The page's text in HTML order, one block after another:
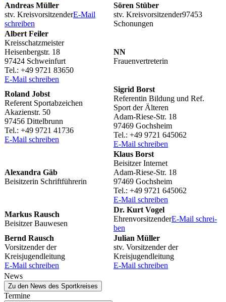
Andreas Müller
stv. Kreis­vor­sit­zen­derE‑Mail
schrei­ben
Sören Stüber
stv. Kreisvorsitzender97453
Schonungen
Albert Feiler
Kreisschatzmeister
Heisen­berg­str. 18
97424 Schweinfurt
Tel.: +49 9721 83650
E‑Mail schrei­ben
NN
Frauenvertreterin
Roland Jobst
Refe­rent Sportabzeichen
Akazi­en­str. 50
97456 Dittelbrunn
Tel.: +49 9721 41736
E‑Mail schrei­ben
Sigrid Borst
Refe­ren­tin Bildung und Ref.
Sport der Älteren
Adam-Riese-Str. 18
97469 Gochsheim
Tel.: +49 9721 645062
E‑Mail schrei­ben
Alex­an­dra Gäb
Beisit­ze­rin Schriftführerin
Klaus Borst
Beisit­zer Internet
Adam-Riese-Str. 18
97469 Gochsheim
Tel.: +49 9721 645062
E‑Mail schrei­ben
Markus Rausch
Beisit­zer Bauwesen
Dr. Kurt Vogel
Ehren­vor­sit­zen­derE‑Mail schrei­
ben
Bernd Rausch
Vorsit­zen­der der
Kreisjugendleitung
E‑Mail schrei­ben
Julian Müller
stv. Vorsit­zen­der der
Kreisjugendleitung
E‑Mail schrei­ben
News
Zu den News des Sportkreises
Termine